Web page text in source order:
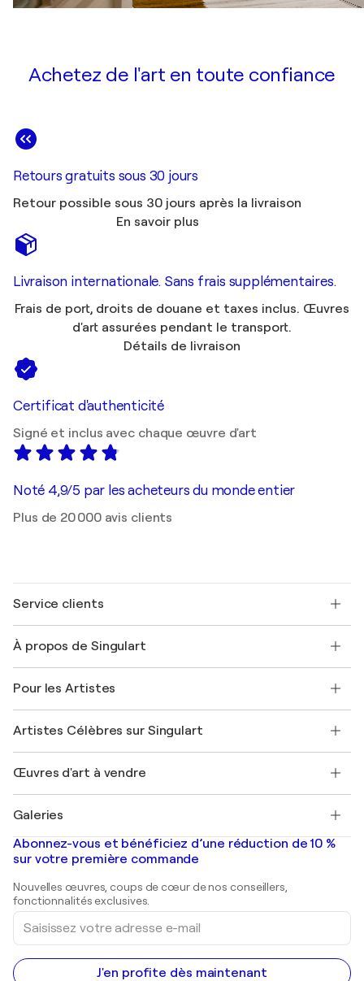
Achetez de l'art en toute confiance
Retours gratuits sous 30 jours
Retour possible sous 30 jours après la livraison
En savoir plus
Livraison internationale. Sans frais supplémentaires.
Frais de port, droits de douane et taxes inclus. Œuvres
d'art assurées pendant le transport.
Détails de livraison
Certificat d'authenticité
Signé et inclus avec chaque œuvre d'art
Noté 4,9/5 par les acheteurs du monde entier
Plus de 20 000 avis clients
Service clients
Expédition
Offrir une carte cadeau
Rejoignez notre programme commercial
Mon compte
+33 1 76 44 06 42
À propos de Singulart
FAQ
Magazine Singulart
Emplois
Découvrez une sélection d'art original
Pour les Artistes
Se connecter en tant qu'Artiste
Artistes Célèbres sur Singulart
Marc Chagall
Banksy
Mr. Brainwash
Shepard Fairey
Œuvres d'art à vendre
Tableaux abstraits à vendre
Peintures de paysage
Estampes
Peintures acryliques
Galeries
Galeries d'art en France
Galeries d'art en Belgique
Abonnez-vous et bénéficiez d’une réduction de 10 %
sur votre première commande
Nouvelles œuvres, coups de cœur de nos conseillers,
fonctionnalités exclusives.
Saisissez
votre
adresse
e-
mail
J'en profite dès maintenant